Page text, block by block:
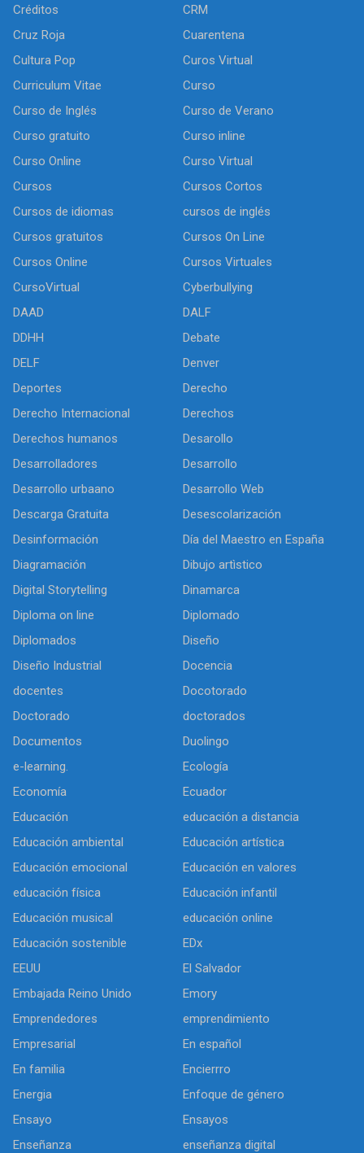
Créditos
CRM
Cruz Roja
Cuarentena
Cultura Pop
Curos Virtual
Curriculum Vitae
Curso
Curso de Inglés
Curso de Verano
Curso gratuito
Curso inline
Curso Online
Curso Virtual
Cursos
Cursos Cortos
Cursos de idiomas
cursos de inglés
Cursos gratuitos
Cursos On Line
Cursos Online
Cursos Virtuales
CursoVirtual
Cyberbullying
DAAD
DALF
DDHH
Debate
DELF
Denver
Deportes
Derecho
Derecho Internacional
Derechos
Derechos humanos
Desarollo
Desarrolladores
Desarrollo
Desarrollo urbaano
Desarrollo Web
Descarga Gratuita
Desescolarización
Desinformación
Día del Maestro en España
Diagramación
Dibujo artìstico
Digital Storytelling
Dinamarca
Diploma on line
Diplomado
Diplomados
Diseño
Diseño Industrial
Docencia
docentes
Docotorado
Doctorado
doctorados
Documentos
Duolingo
e-learning.
Ecología
Economía
Ecuador
Educación
educación a distancia
Educación ambiental
Educación artística
Educación emocional
Educación en valores
educación física
Educación infantil
Educación musical
educación online
Educación sostenible
EDx
EEUU
El Salvador
Embajada Reino Unido
Emory
Emprendedores
emprendimiento
Empresarial
En español
En familia
Encierrro
Energia
Enfoque de género
Ensayo
Ensayos
Enseñanza
enseñanza digital